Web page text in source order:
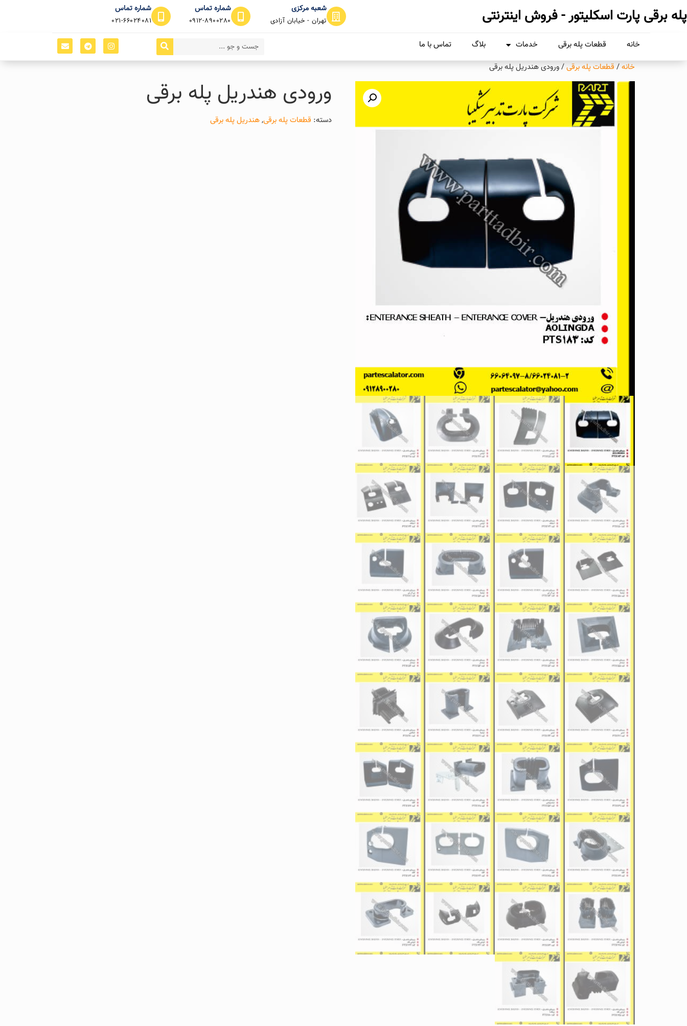
پله برقی پارت اسکلیتور - فروش اینترنتی شعبه مرکزی
تهران - خیابان آزادی
شماره تماس
0912-8900280
شماره تماس
021-66024081
خانه قطعات پله برقی خدمات بلاگ
تماس با ما
خانه/ قطعات پله برقی/ ورودی هندریل پله برقی
ورودی هندریل پله برقی
دسته: قطعات پله برقی,هندریل پله برقی